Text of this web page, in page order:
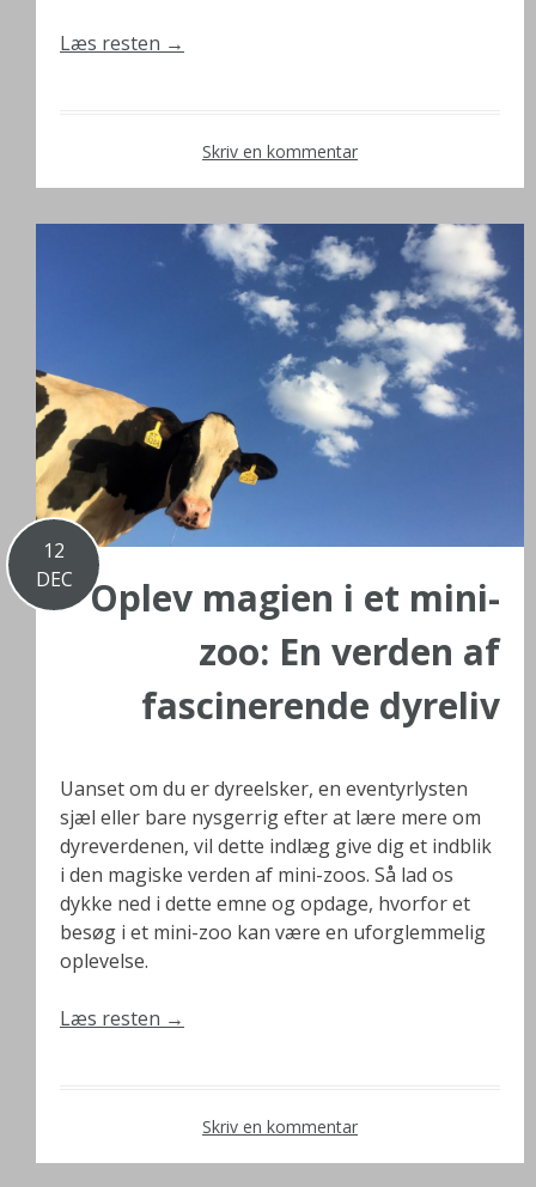
Læs resten →
Skriv en kommentar
12
DEC
Oplev magien i et mini-
zoo: En verden af
fascinerende dyreliv
Uanset om du er dyreelsker, en eventyrlysten
sjæl eller bare nysgerrig efter at lære mere om
dyreverdenen, vil dette indlæg give dig et indblik
i den magiske verden af mini-zoos. Så lad os
dykke ned i dette emne og opdage, hvorfor et
besøg i et mini-zoo kan være en uforglemmelig
oplevelse.
Læs resten →
Skriv en kommentar